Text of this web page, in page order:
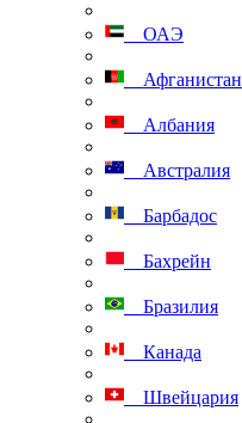
ОАЭ
Афганистан
Албания
Австралия
Барбадос
Бахрейн
Бразилия
Канада
Швейцария